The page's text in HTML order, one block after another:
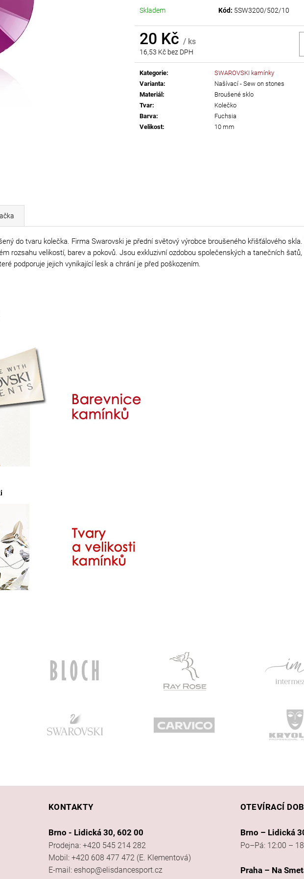
Skladem Kód: 5SW3200/502/10
20 Kč / ks
16,53 Kč bez DPH
Měrná
cena:
Kategorie:
SWAROVSKI kamínky
Varianta:
Našívací - Sew on stones
Materiál:
Broušené sklo
Tvar:
Kolečko
Barva:
Fuchsia
Velikost: 10 mm
do tvaru kolečka. Firma Swarovski je přední světový výrobce broušeného křišťálového
rozsahu velikostí, barev a pokovů. Jsou exkluzivní ozdobou společenských a tanečních
podporuje jejich vynikající lesk a chrání je před poškozením.
299 Kč
KONTAKTY
Brno - Lidická 30, 602 00
Prodejna: +420 545 214 282
Mobil: +420 608 477 472 (E. Klementová)
E-mail: eshop@elisdancesport.cz
OTEVÍRACÍ
Brno – Lidická
Po–Pá: 12:00 –
Praha – Na